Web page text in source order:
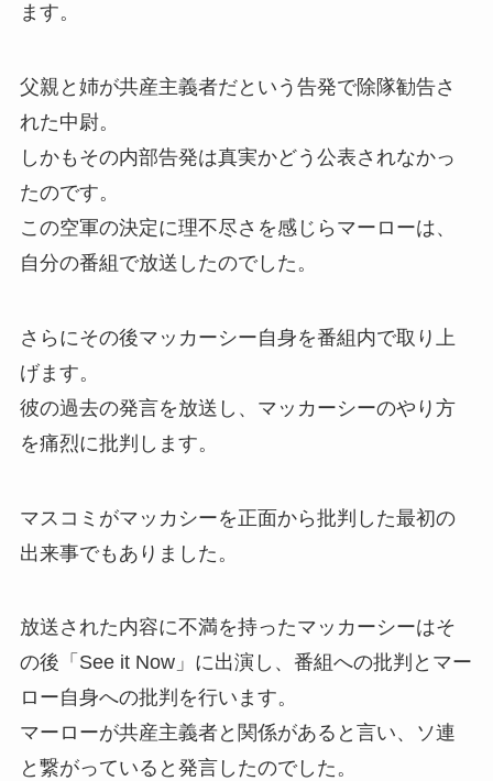
ます。
父親と姉が共産主義者だという告発で除隊勧告さ
れた中尉。
しかもその内部告発は真実かどう公表されなかっ
たのです。
この空軍の決定に理不尽さを感じらマーローは、
自分の番組で放送したのでした。
さらにその後マッカーシー自身を番組内で取り上
げます。
彼の過去の発言を放送し、マッカーシーのやり方
を痛烈に批判します。
マスコミがマッカシーを正面から批判した最初の
出来事でもありました。
放送された内容に不満を持ったマッカーシーはそ
の後「See it Now」に出演し、番組への批判とマー
ロー自身への批判を行います。
マーローが共産主義者と関係があると言い、ソ連
と繋がっていると発言したのでした。